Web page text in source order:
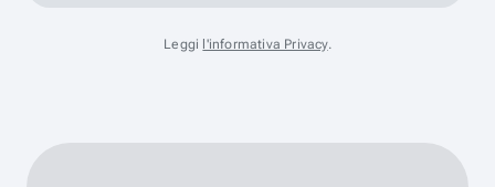
Leggi l'informativa Privacy.